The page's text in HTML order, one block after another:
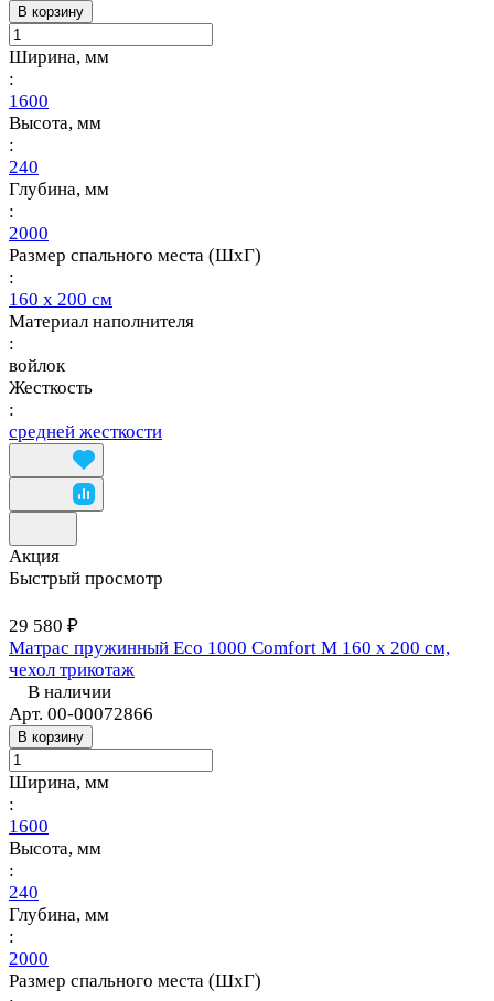
В корзину
Ширина, мм
:
1600
Высота, мм
:
240
Глубина, мм
:
2000
Размер спального места (ШхГ)
:
160 х 200 см
Материал наполнителя
:
войлок
Жесткость
:
средней жесткости
Акция
Быстрый просмотр
29 580 ₽
Матрас пружинный Eco 1000 Comfort M 160 х 200 см,
чехол трикотаж
В наличии
Арт. 00-00072866
В корзину
Ширина, мм
:
1600
Высота, мм
:
240
Глубина, мм
:
2000
Размер спального места (ШхГ)